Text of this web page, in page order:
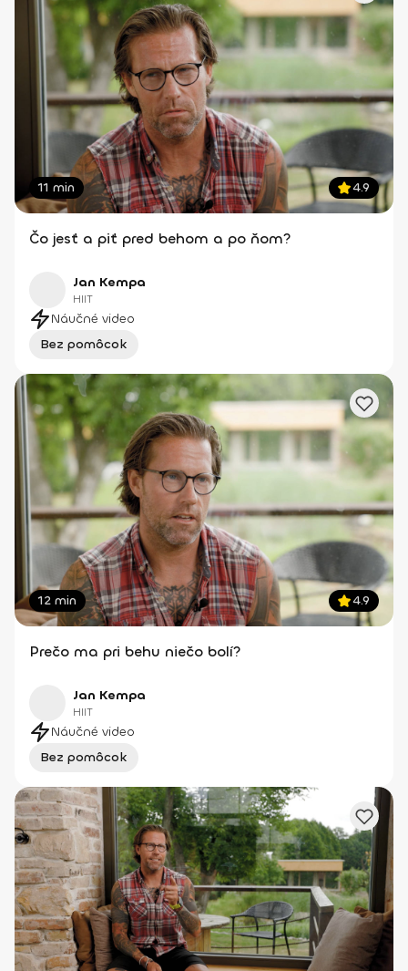
11 min 4.9
Čo jesť a piť pred behom a po ňom?
Jan Kempa
HIIT
Náučné video
Bez pomôcok
12 min 4.9
Prečo ma pri behu niečo bolí?
Jan Kempa
HIIT
Náučné video
Bez pomôcok